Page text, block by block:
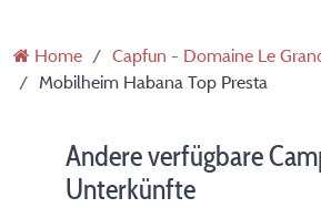
Home
Capfun - Domaine Le
Mobilheim Habana Top Presta
Andere verfügbare
Unterkünfte